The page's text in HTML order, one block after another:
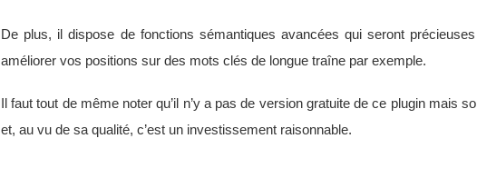
De plus, il dispose de fonctions sémantiques avancées qui seront
améliorer vos positions sur des mots clés de longue traîne par exemple.
Il faut tout de même noter qu’il n’y a pas de version gratuite de ce plugin mais
et, au vu de sa qualité, c’est un investissement raisonnable.